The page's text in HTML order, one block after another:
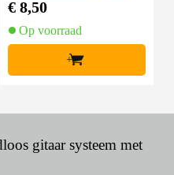
€ 8,50
Op voorraad
+
gitaar systeem met